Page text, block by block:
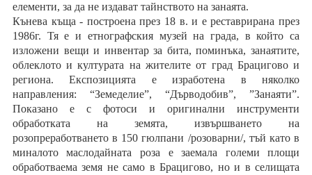
елементи, за да не издават тайнството на занаята.
Кънева къща - построена през 18 в. и е реставрирана през
1986г. Тя е и етнографския музей на града, в който са
изложени вещи и инвентар за бита, поминъка, занаятите,
облеклото и културата на жителите от град Брацигово и
региона. Експозицията е изработена в няколко
направления: “Земеделие”, “Дърводобив”, ”Занаяти”.
Показано е с фотоси и оригинални инструменти
обработката на земята, извършването на
розопреработването в 150 гюлпани /розоварни/, тъй като в
миналото маслодайната роза е заемала големи площи
обработваема земя не само в Брацигово, но и в селищата